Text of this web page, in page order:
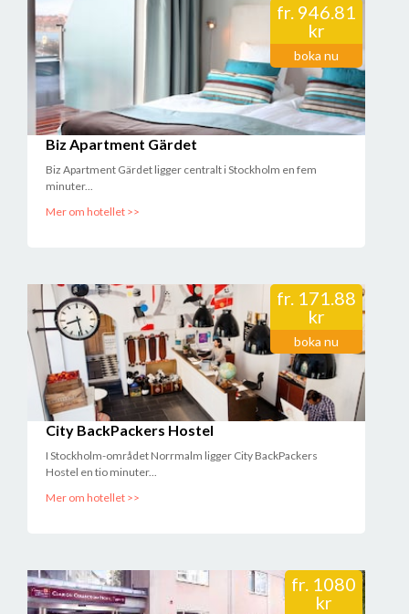
fr. 946.81
kr
boka nu
Biz Apartment Gärdet
Biz Apartment Gärdet ligger centralt i Stockholm en fem
minuter...
Mer om hotellet >>
fr. 171.88
kr
boka nu
City BackPackers Hostel
I Stockholm-området Norrmalm ligger City BackPackers
Hostel en tio minuter...
Mer om hotellet >>
fr. 1080
kr